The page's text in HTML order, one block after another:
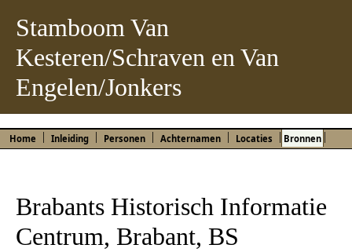
Stamboom Van
Kesteren/Schraven en Van
Engelen/Jonkers
Home Inleiding Personen Achternamen Locaties Bronnen
Brabants Historisch Informatie
Centrum, Brabant, BS